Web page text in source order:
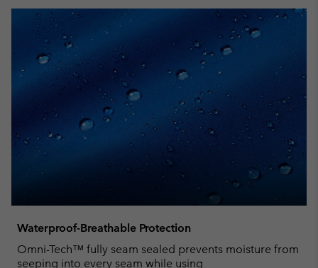
Waterproof-Breathable Protection
Omni-Tech™ fully seam sealed prevents moisture from
seeping into every seam while using